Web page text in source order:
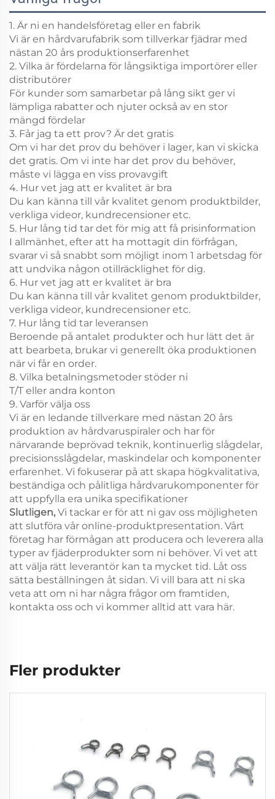
1. Är ni en handelsföretag eller en fabrik
Vi är en hårdvarufabrik som tillverkar fjädrar med
nästan 20 års produktionserfarenhet
2. Vilka är fördelarna för långsiktiga importörer eller
distributörer
För kunder som samarbetar på lång sikt ger vi
lämpliga rabatter och njuter också av en stor
mängd fördelar
3. Får jag ta ett prov? Är det gratis
Om vi har det prov du behöver i lager, kan vi skicka
det gratis. Om vi inte har det prov du behöver,
måste vi lägga en viss provavgift
4. Hur vet jag att er kvalitet är bra
Du kan känna till vår kvalitet genom produktbilder,
verkliga videor, kundrecensioner etc.
5. Hur lång tid tar det för mig att få prisinformation
I allmänhet, efter att ha mottagit din förfrågan,
svarar vi så snabbt som möjligt inom 1 arbetsdag för
att undvika någon otillräcklighet för dig.
6. Hur vet jag att er kvalitet är bra
Du kan känna till vår kvalitet genom produktbilder,
verkliga videor, kundrecensioner etc.
7. Hur lång tid tar leveransen
Beroende på antalet produkter och hur lätt det är
att bearbeta, brukar vi generellt öka produktionen
när vi får en order.
8. Vilka betalningsmetoder stöder ni
T/T eller andra konton
9. Varför välja oss
Vi är en ledande tillverkare med nästan 20 års
produktion av hårdvaruspiraler och har för
närvarande beprövad teknik, kontinuerlig slågdelar,
precisionsslågdelar, maskindelar och komponenter
erfarenhet. Vi fokuserar på att skapa högkvalitativa,
beständiga och pålitliga hårdvarukomponenter för
att uppfylla era unika specifikationer
Slutligen, Vi tackar er för att ni gav oss möjligheten
att slutföra vår online-produktpresentation. Vårt
företag har förmågan att producera och leverera alla
typer av fjäderprodukter som ni behöver. Vi vet att
att välja rätt leverantör kan ta mycket tid. Låt oss
sätta beställningen åt sidan. Vi vill bara att ni ska
veta att om ni har några frågor om framtiden,
kontakta oss och vi kommer alltid att vara här.
Fler produkter